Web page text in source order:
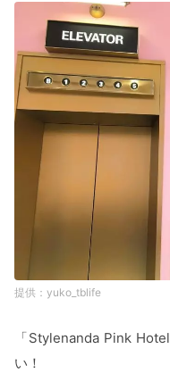
yuko_tblife
「Stylenanda Pink
い！